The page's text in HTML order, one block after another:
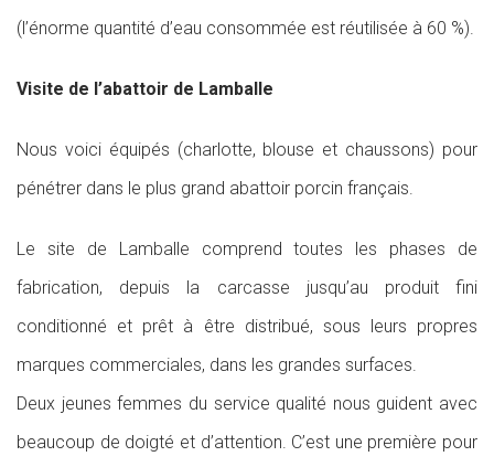
(l’énorme quantité d’eau consommée est réutilisée à 60 %).
Visite de l’abattoir de Lamballe
Nous voici équipés (charlotte, blouse et chaussons) pour
pénétrer dans le plus grand abattoir porcin français.
Le site de Lamballe comprend toutes les phases de
fabrication, depuis la carcasse jusqu’au produit fini
conditionné et prêt à être distribué, sous leurs propres
marques commerciales, dans les grandes surfaces.
Deux jeunes femmes du service qualité nous guident avec
beaucoup de doigté et d’attention. C’est une première pour